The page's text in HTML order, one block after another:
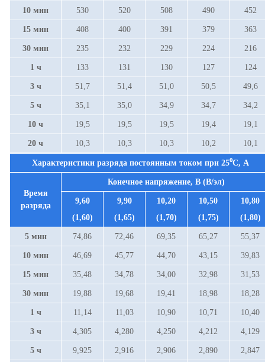
10 мин 530 520 508 490 452
15 мин 408 400 391 379 363
30 мин 235 232 229 224 216
1 ч 133 131 130 127 124
3 ч 51,7 51,4 51,0 50,5 49,6
5 ч 35,1 35,0 34,9 34,7 34,2
10 ч 19,5 19,5 19, 5 19, 4 19, 1
20 ч 10, 3 10, 3 10, 3 10,2 10, 1
Характеристики разряда постоянным током при 25⁰С, А
Время
разряда
Конечное напряжение, В (В/эл)
9,60
(1,60)
9,90
(1,65)
10,20
(1,70)
10,50
(1,75)
10,80
(1,80)
5 мин 74,86 72,46 69,35 65,27 55,37
10 мин 46,69 45,77 44,70 43,15 39,83
15 мин 35,48 34,78 34,00 32,98 31,53
30 мин 19,88 19,68 19,41 18,98 18,28
1 ч 11,14 11,03 10,90 10,71 10,40
3 ч 4,305 4,280 4,250 4,212 4,129
5 ч 9,925 2,916 2,906 2,890 2,847